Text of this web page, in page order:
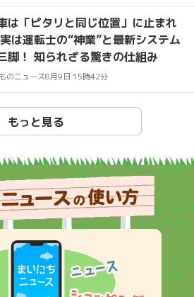
は「ピタリと同じ位置」に止まれ
は運転士の“神業”と最新システム
脚！ 知られざる驚きの仕組み
のニュース8月9日 15時42分
もっと見る